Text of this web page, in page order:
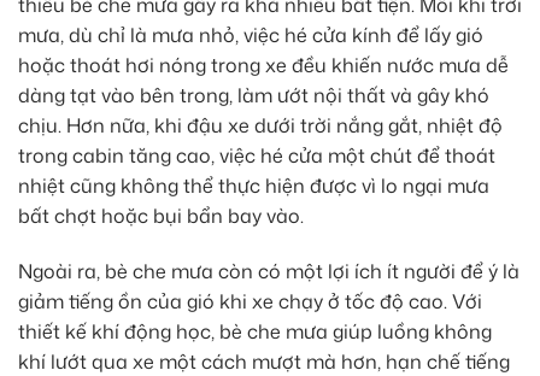
mưa, dù chỉ là mưa nhỏ, việc hé cửa kính để lấy gió
hoặc thoát hơi nóng trong xe đều khiến nước mưa dễ
dàng tạt vào bên trong, làm ướt nội thất và gây khó
chịu. Hơn nữa, khi đậu xe dưới trời nắng gắt, nhiệt độ
trong cabin tăng cao, việc hé cửa một chút để thoát
nhiệt cũng không thể thực hiện được vì lo ngại mưa
bất chợt hoặc bụi bẩn bay vào.
Ngoài ra, bè che mưa còn có một lợi ích ít người để ý là
giảm tiếng ồn của gió khi xe chạy ở tốc độ cao. Với
thiết kế khí động học, bè che mưa giúp luồng không
khí lướt qua xe một cách mượt mà hơn, hạn chế tiếng